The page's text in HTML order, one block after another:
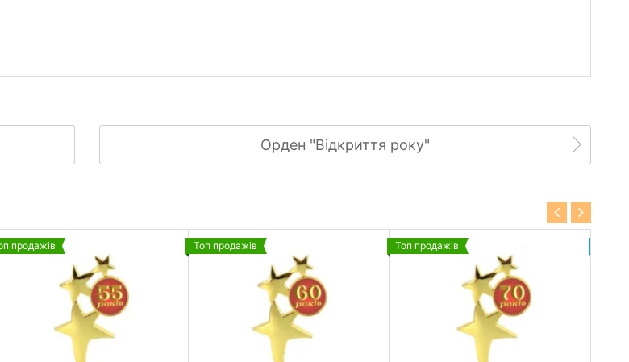
Орден "Відкриття року"
продажів Топ продажів Топ продажів